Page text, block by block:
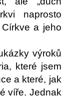
naprosto
a jeho
výroků
které jsem
a které, jak
víře. Jednak